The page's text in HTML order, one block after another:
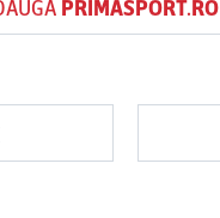
PRIMASPORT.RO
Vs